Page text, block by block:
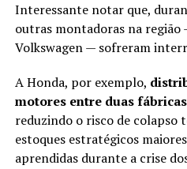
Interessante notar que,
outras montadoras na região
Volkswagen — sofreram
A Honda, por exemplo,
motores entre duas fábricas
reduzindo o risco de colapso
estoques estratégicos
aprendidas durante a crise